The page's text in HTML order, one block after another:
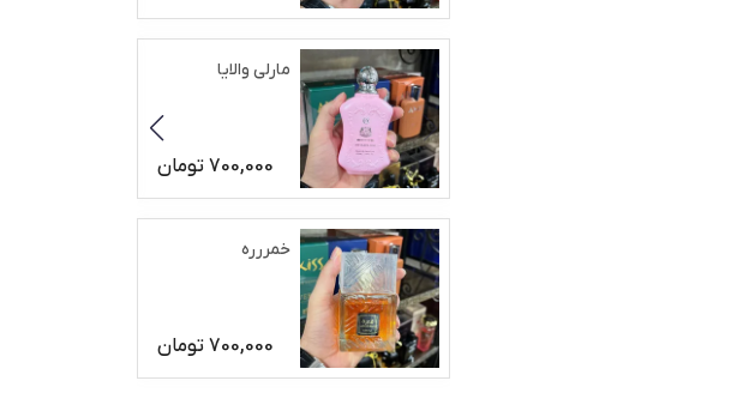
مارلی والایا
700,000 تومان
خمررره
700,000 تومان